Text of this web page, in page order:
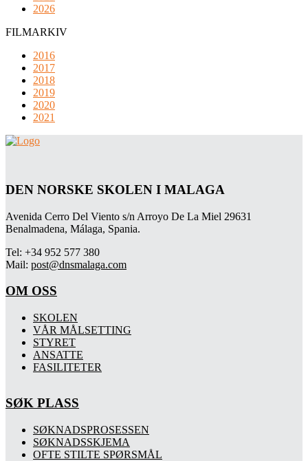
2026
FILMARKIV
2016
2017
2018
2019
2020
2021
DEN NORSKE SKOLEN I MALAGA
Avenida Cerro Del Viento s/n Arroyo De La Miel 29631
Benalmadena, Málaga, Spania.
Tel: +34 952 577 380
Mail: post@dnsmalaga.com
OM OSS
SKOLEN
VÅR MÅLSETTING
STYRET
ANSATTE
FASILITETER
SØK PLASS
SØKNADSPROSESSEN
SØKNADSSKJEMA
OFTE STILTE SPØRSMÅL